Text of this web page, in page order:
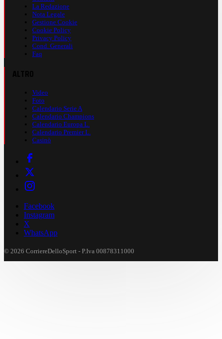
La Redazione
Nota Legale
Gestione Cookie
Cookie Policy
Privacy Policy
Cond. Generali
Faq
Video
Foto
Calendario Serie A
Calendario Champions
Calendario Europa L.
Calendario Premier L.
Casinò
Facebook
Instagram
X
WhatsApp
© 2026 CorriereDelloSport - P.Iva 00878311000